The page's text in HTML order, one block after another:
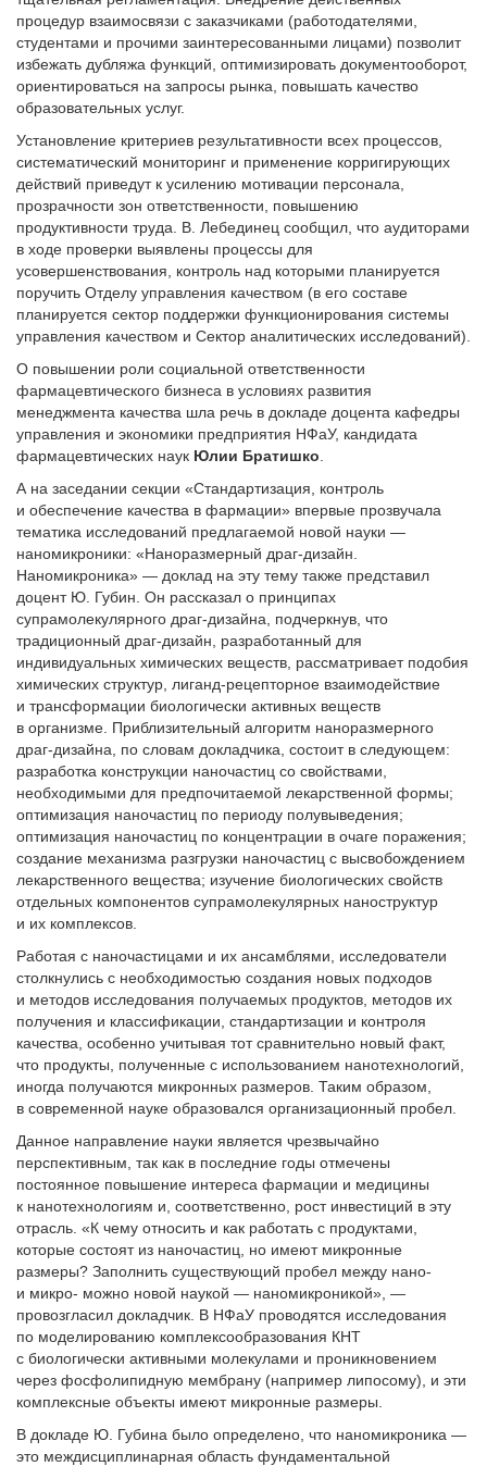
процедур взаимосвязи с заказчиками (работодателями,
студентами и прочими заинтересованными лицами) позволит
избежать дубляжа функций, оптимизировать документооборот,
ориентироваться на запросы рынка, повышать качество
образовательных услуг.
Установление критериев результативности всех процессов,
систематический мониторинг и применение корригирующих
действий приведут к усилению мотивации персонала,
прозрачности зон ответственности, повышению
продуктивности труда. В. Лебединец сообщил, что аудиторами
в ходе проверки выявлены процессы для
усовершенствования, контроль над которыми планируется
поручить Отделу управления качеством (в его составе
планируется сектор поддержки функционирования системы
управления качеством и Сектор аналитических исследований).
О повышении роли социальной ответственности
фармацевтического бизнеса в условиях развития
менеджмента качества шла речь в докладе доцента кафедры
управления и экономики предприятия НФаУ, кандидата
фармацевтических наук Юлии Братишко
А на заседании секции «Стандартизация, контроль
и обеспечение качества в фармации» впервые прозвучала
тематика исследований предлагаемой новой науки —
наномикроники: «Наноразмерный драг-дизайн.
Наномикроника» — доклад на эту тему также представил
доцент Ю. Губин. Он рассказал о принципах
супрамолекулярного драг-дизайна, подчеркнув, что
традиционный драг-дизайн, разработанный для
индивидуальных химических веществ, рассматривает подобия
химических структур, лиганд-рецепторное взаимодействие
и трансформации биологически активных веществ
в организме. Приблизительный алгоритм наноразмерного
драг-дизайна, по словам докладчика, состоит в следующем:
разработка конструкции наночастиц со свойствами,
необходимыми для предпочитаемой лекарственной формы;
оптимизация наночастиц по периоду полувыведения;
оптимизация наночастиц по концентрации в очаге поражения;
создание механизма разгрузки наночастиц с высвобождением
лекарственного вещества; изучение биологических свойств
отдельных компонентов супрамолекулярных наноструктур
и их комплексов.
Работая с наночастицами и их ансамблями, исследователи
столк­нулись с необходимостью создания новых подходов
и методов исследования получаемых продуктов, методов их
получения и классификации, стандартизации и контроля
качества, особенно учитывая тот сравнительно новый факт,
что продукты, полученные с использованием нанотехнологий,
иногда получаются микронных размеров. Таким образом,
в современной науке образовался организационный пробел.
Данное направление науки является чрезвычайно
перспективным, так как в последние годы отмечены
постоянное повышение интереса фармации и медицины
к нанотехнологиям и, соответственно, рост инвестиций в эту
отрасль. «К чему относить и как работать с продуктами,
которые состоят из наночастиц, но имеют микронные
размеры? Заполнить существующий пробел между нано-
и микро- можно новой наукой — наномикроникой», —
провозгласил докладчик. В НФаУ проводятся исследования
по моделированию комплексообразования КНТ
с биологически активными молекулами и проникновением
через фосфолипидную мембрану (например липосому), и эти
комплексные объекты имеют микронные размеры.
В докладе Ю. Губина было определено, что наномикроника —
это междисциплинарная область фундаментальной